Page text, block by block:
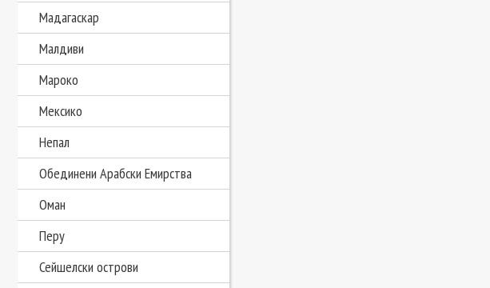
Мадагаскар
Малдиви
Мароко
Мексико
Непал
Обединени Арабски Емирства
Оман
Перу
Сейшелски острови